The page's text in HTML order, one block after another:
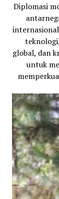
Diplomasi
global, dan
untuk